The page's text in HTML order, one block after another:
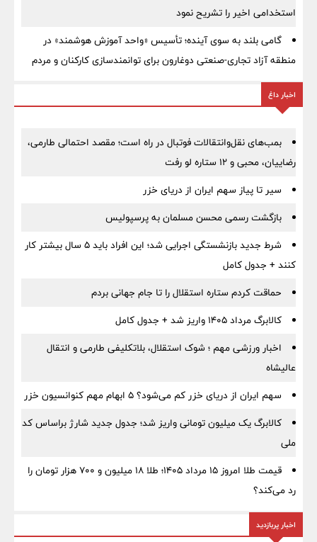
استخدامی اخیر را تشریح نمود
گامی بلند به سوی آینده؛ تأسیس «واحد آموزش هوشمند» در
منطقه آزاد تجاری-صنعتی دوغارون برای توانمندسازی کارکنان و مردم
اخبار داغ
بمب‌های نقل‌وانتقالات فوتبال در راه است؛ مقصد احتمالی طارمی،
رضاییان، محبی و ۱۲ ستاره لو رفت
سیر تا پیاز سهم ایران از دریای خزر
بازگشت رسمی محسن مسلمان به پرسپولیس
شرط جدید بازنشستگی اجرایی شد؛ این افراد باید ۵ سال بیشتر کار
کنند + جدول کامل
حماقت کردم ستاره استقلال را تا جام جهانی بردم
کالابرگ مرداد ۱۴۰۵ واریز شد + جدول کامل
اخبار ورزشی مهم ؛ شوک استقلال، بلاتکلیفی طارمی و انتقال
عالیشاه
سهم ایران از دریای خزر کم می‌شود؟ ۵ ابهام مهم کنوانسیون خزر
کالابرگ یک میلیون تومانی واریز شد؛ جدول جدید شارژ براساس کد
ملی
قیمت طلا امروز ۱۵ مرداد ۱۴۰۵؛ طلا ۱۸ میلیون و ۷۰۰ هزار تومان را
رد می‌کند؟
اخبار پربازدید